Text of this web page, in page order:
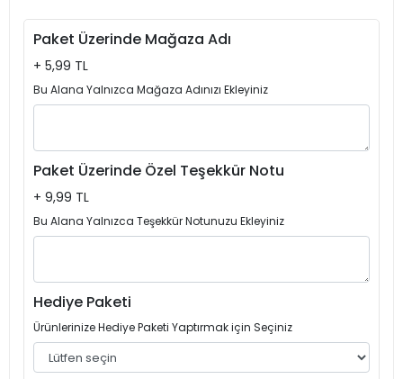
Paket Üzerinde Mağaza Adı
+ 5,99 TL
Bu Alana Yalnızca Mağaza Adınızı Ekleyiniz
Paket Üzerinde Özel Teşekkür Notu
+ 9,99 TL
Bu Alana Yalnızca Teşekkür Notunuzu Ekleyiniz
Hediye Paketi
Ürünlerinize Hediye Paketi Yaptırmak için Seçiniz